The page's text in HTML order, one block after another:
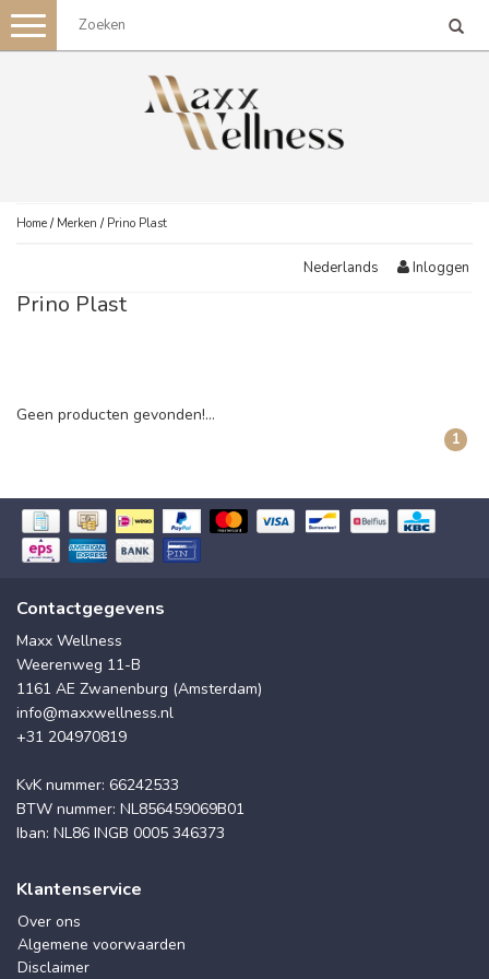
Toggle
navigation
Home / Merken / Prino Plast
Nederlands Inloggen
Prino Plast
Geen producten gevonden!...
1
Contactgegevens
Maxx Wellness
Weerenweg 11-B
1161 AE Zwanenburg (Amsterdam)
info@maxxwellness.nl
+31 204970819
KvK nummer: 66242533
BTW nummer: NL856459069B01
Iban: NL86 INGB 0005 346373
Klantenservice
Over ons
Algemene voorwaarden
Disclaimer